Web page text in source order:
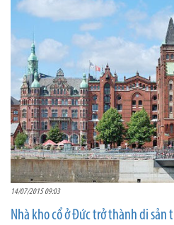
14/07/2015 09:03
Nhà kho cổ ở Đức trở thành di sản